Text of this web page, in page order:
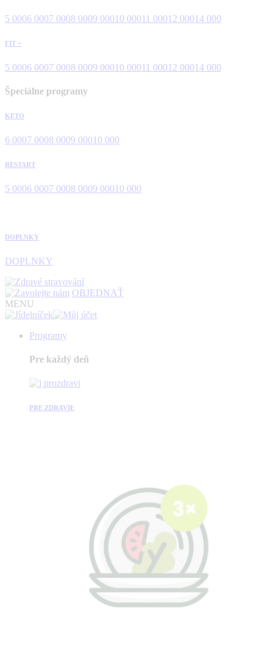
5 0006 0007 0008 0009 00010 00011 00012 00014 000
FIT +
5 0006 0007 0008 0009 00010 00011 00012 00014 000
Špeciálne programy
KETO
6 0007 0008 0009 00010 000
RESTART
5 0006 0007 0008 0009 00010 000
DOPLNKY
DOPLNKY
OBJEDNAŤ
MENU
Programy
Pre každý deň
PRE ZDRAVIE